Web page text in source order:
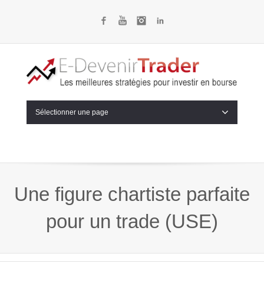
FacebookYouTubeInstagram
Sélectionner une page
Une figure chartiste parfaite
pour un trade (USE)